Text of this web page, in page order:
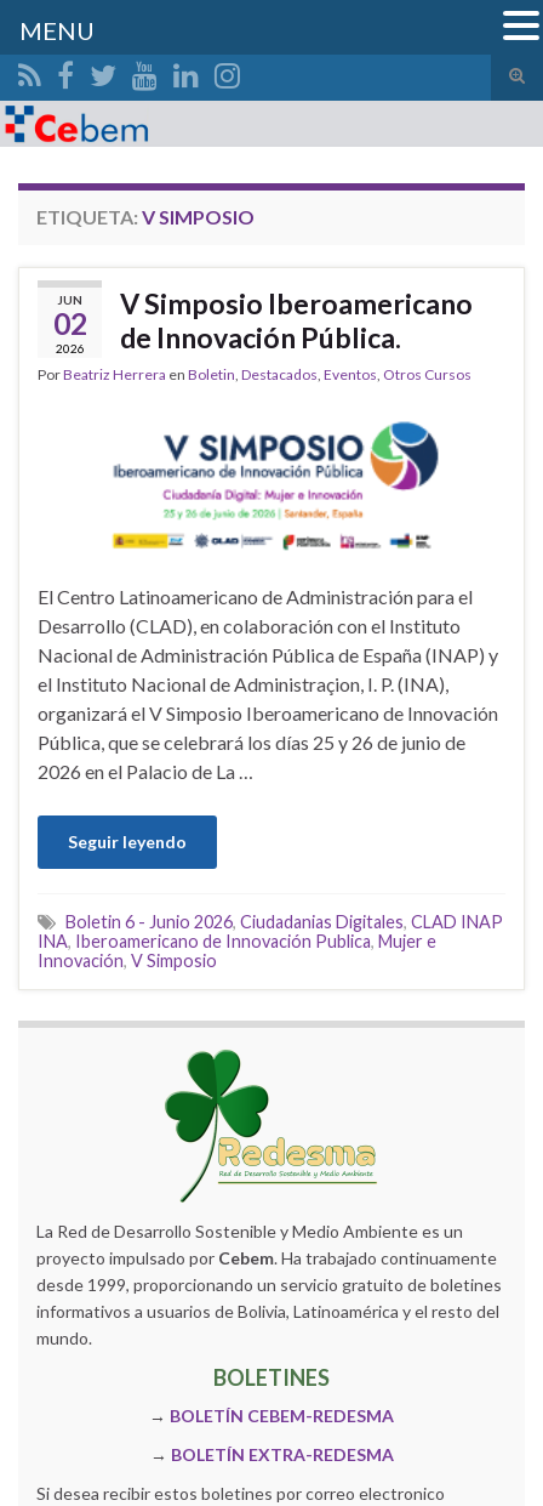
el
Search for:
ETIQUETA: V SIMPOSIO
JUN
02
2026
V Simposio Iberoamericano
de Innovación Pública.
PorBeatriz Herrera en Boletin, Destacados, Eventos, Otros Cursos
El Centro Latinoamericano de Administración para el
Desarrollo (CLAD), en colaboración con el Instituto
Nacional de Administración Pública de España (INAP) y
el Instituto Nacional de Administraçion, I. P. (INA),
organizará el V Simposio Iberoamericano de Innovación
Pública, que se celebrará los días 25 y 26 de junio de
2026 en el Palacio de La …
Seguir leyendo
Boletin 6 - Junio 2026, Ciudadanias Digitales, CLAD INAP
INA, Iberoamericano de Innovación Publica, Mujer e
Innovación, V Simposio
La Red de Desarrollo Sostenible y Medio Ambiente es un
proyecto impulsado por Cebem. Ha trabajado continuamente
desde 1999, proporcionando un servicio gratuito de boletines
informativos a usuarios de Bolivia, Latinoamérica y el resto del
mundo.
BOLETINES
→ BOLETÍN CEBEM-REDESMA
→ BOLETÍN EXTRA-REDESMA
Si desea recibir estos boletines por correo electronico
MENU